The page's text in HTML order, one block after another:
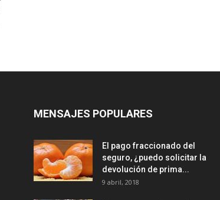
MENSAJES POPULARES
El pago fraccionado del
seguro, ¿puedo solicitar la
devolución de prima...
9 abril, 2018